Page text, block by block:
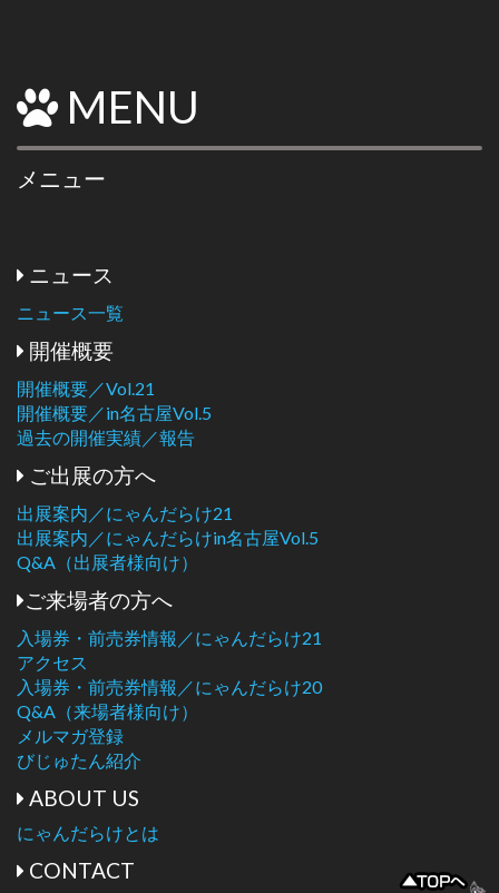
MENU
メニュー
ニュース
ニュース一覧
開催概要
開催概要／Vol.21
開催概要／in名古屋Vol.5
過去の開催実績／報告
ご出展の方へ
出展案内／にゃんだらけ21
出展案内／にゃんだらけin名古屋Vol.5
Q&A（出展者様向け）
ご来場者の方へ
入場券・前売券情報／にゃんだらけ21
アクセス
入場券・前売券情報／にゃんだらけ20
Q&A（来場者様向け）
メルマガ登録
びじゅたん紹介
ABOUT US
にゃんだらけとは
CONTACT